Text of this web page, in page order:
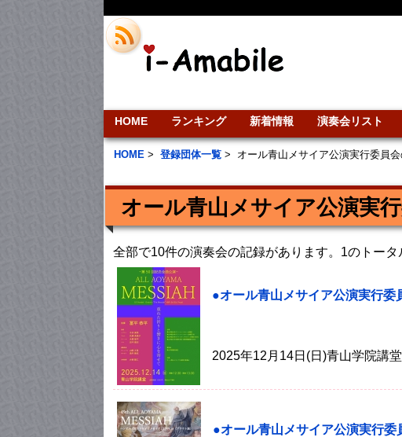
HOME ランキング 新着情報 演奏会リスト
HOME > 登録団体一覧 > オール青山メサイア公演実行委員
オール青山メサイア公演実
全部で10件の演奏会の記録があります。1のトータ
●オール青山メサイア公演実行
2025年12月14日(日)青山学院講
●オール青山メサイア公演実行